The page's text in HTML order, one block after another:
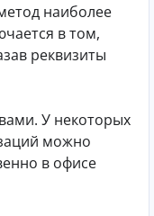
наиболее
в том,
реквизиты
У некоторых
можно
в офисе